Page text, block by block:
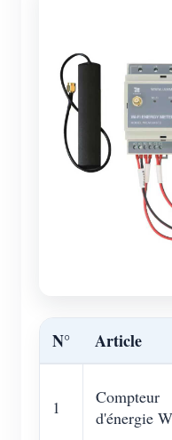
N° Article
1
Compteur
d'énergie